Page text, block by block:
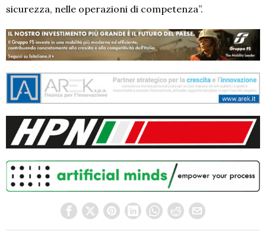
sicurezza, nelle operazioni di competenza”.